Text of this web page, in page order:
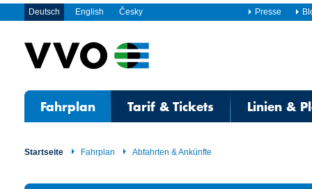
Deutsch English Česky Presse
Fahrplan Tarif & Tickets Linien &
Startseite Fahrplan Abfahrten & Ankünfte